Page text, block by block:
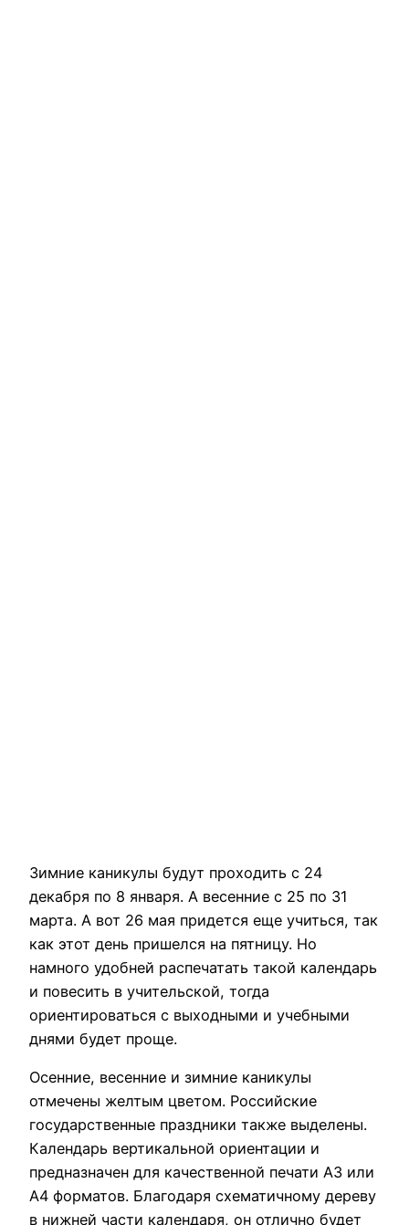
Зимние каникулы будут проходить с 24
декабря по 8 января. А весенние с 25 по 31
марта. А вот 26 мая придется еще учиться, так
как этот день пришелся на пятницу. Но
намного удобней распечатать такой календарь
и повесить в учительской, тогда
ориентироваться с выходными и учебными
днями будет проще.
Осенние, весенние и зимние каникулы
отмечены желтым цветом. Российские
государственные праздники также выделены.
Календарь вертикальной ориентации и
предназначен для качественной печати А3 или
А4 форматов. Благодаря схематичному дереву
в нижней части календаря, он отлично будет